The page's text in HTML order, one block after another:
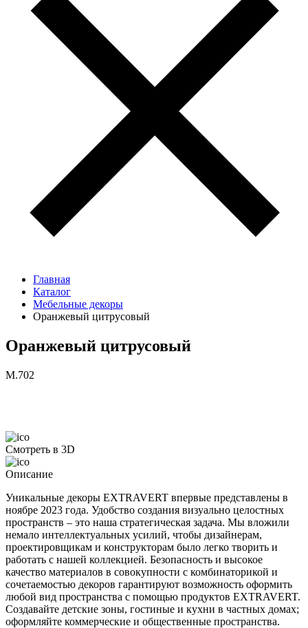
Главная
Каталог
Мебельные декоры
Оранжевый цитрусовый
Оранжевый цитрусовый
M.702
Смотреть в 3D
Описание
Уникальные декоры EXTRAVERT впервые представлены в
ноябре 2023 года. Удобство создания визуально целостных
пространств – это наша стратегическая задача. Мы вложили
немало интеллектуальных усилий, чтобы дизайнерам,
проектировщикам и конструкторам было легко творить и
работать с нашей коллекцией. Безопасность и высокое
качество материалов в совокупности с комбинаторикой и
сочетаемостью декоров гарантируют возможность оформить
любой вид пространства с помощью продуктов EXTRAVERT.
Создавайте детские зоны, гостиные и кухни в частных домах;
оформляйте коммерческие и общественные пространства.